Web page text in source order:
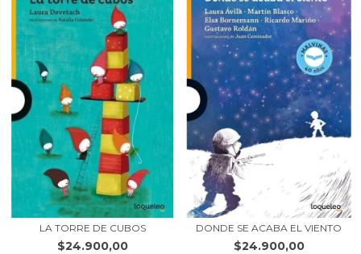
LA TORRE DE CUBOS
$24.900,00
DONDE SE ACABA EL VIENTO
$24.900,00